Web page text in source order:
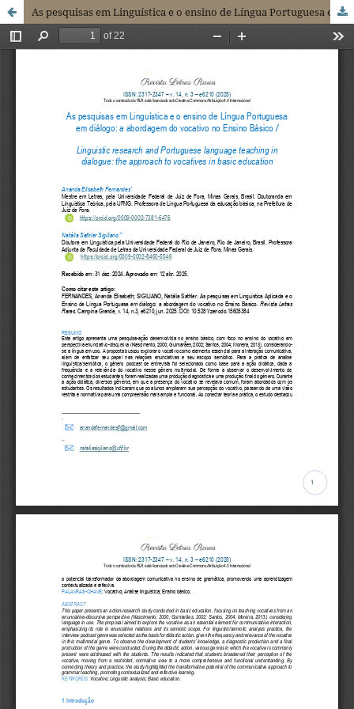
As pesquisas em Linguística e o ensino de Língua Portuguesa em diálogo: a abordagem do vocativo no Ensino Básico